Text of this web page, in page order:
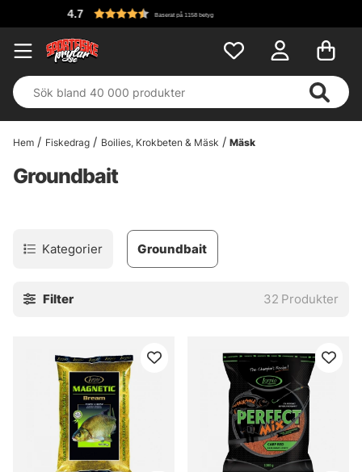
Hem Fiskedrag Boilies, Krokbeten & Mäsk Mäsk
Groundbait
Kategorier Groundbait
Filter 32 Produkter